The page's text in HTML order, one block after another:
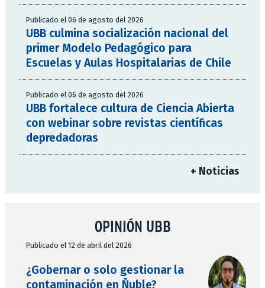
Publicado el 06 de agosto del 2026
UBB culmina socialización nacional del
primer Modelo Pedagógico para
Escuelas y Aulas Hospitalarias de Chile
Publicado el 06 de agosto del 2026
UBB fortalece cultura de Ciencia Abierta
con webinar sobre revistas científicas
depredadoras
+ Noticias
OPINIÓN UBB
Publicado el 12 de abril del 2026
¿Gobernar o solo gestionar la
contaminación en Ñuble?